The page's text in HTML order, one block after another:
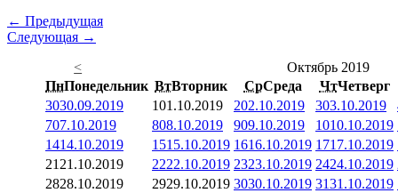
← Предыдущая
Следующая →
<
Октябрь 2019
ПнПонедельник ВтВторник СрСреда ЧтЧетверг
3030.09.2019 101.10.2019 202.10.2019 303.10.2019
707.10.2019 808.10.2019 909.10.2019 1010.10.2019
1414.10.2019 1515.10.2019 1616.10.2019 1717.10.2019
21 21.10.2019 2222.10.2019 2323.10.2019 2424.10.2019
2828.10.2019 2929.10.2019 3030.10.2019 3131.10.2019